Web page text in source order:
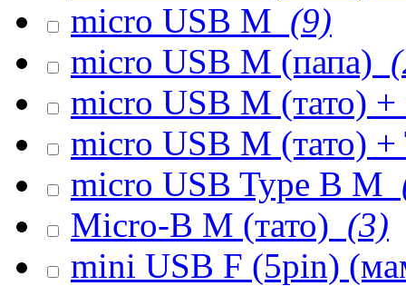
micro USB M (9)
micro USB M (папа)
micro USB M (тато)
micro USB M (тато)
micro USB Type B M
Micro-B M (тато) (3)
mini USB F (5pin)